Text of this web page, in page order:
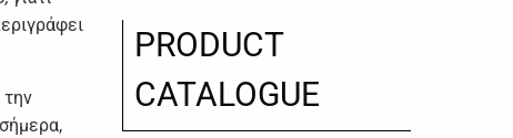
PRODUCT
CATALOGUE